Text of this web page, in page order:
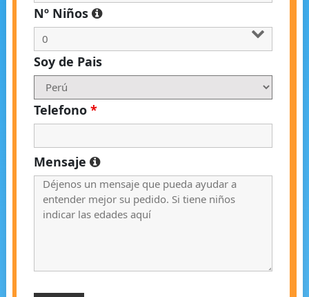
Nº Niños
Soy de Pais
Telefono *
Mensaje